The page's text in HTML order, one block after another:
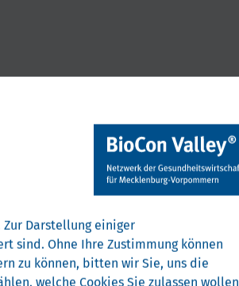
Zur Darstellung einiger
sind. Ohne Ihre Zustimmung können
zu können, bitten wir Sie, uns die
welche Cookies Sie zulassen wollen